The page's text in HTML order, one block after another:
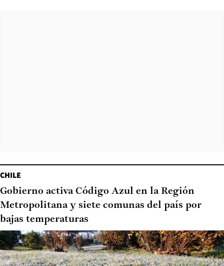
CHILE
Gobierno activa Código Azul en la Región
Metropolitana y siete comunas del país por
bajas temperaturas